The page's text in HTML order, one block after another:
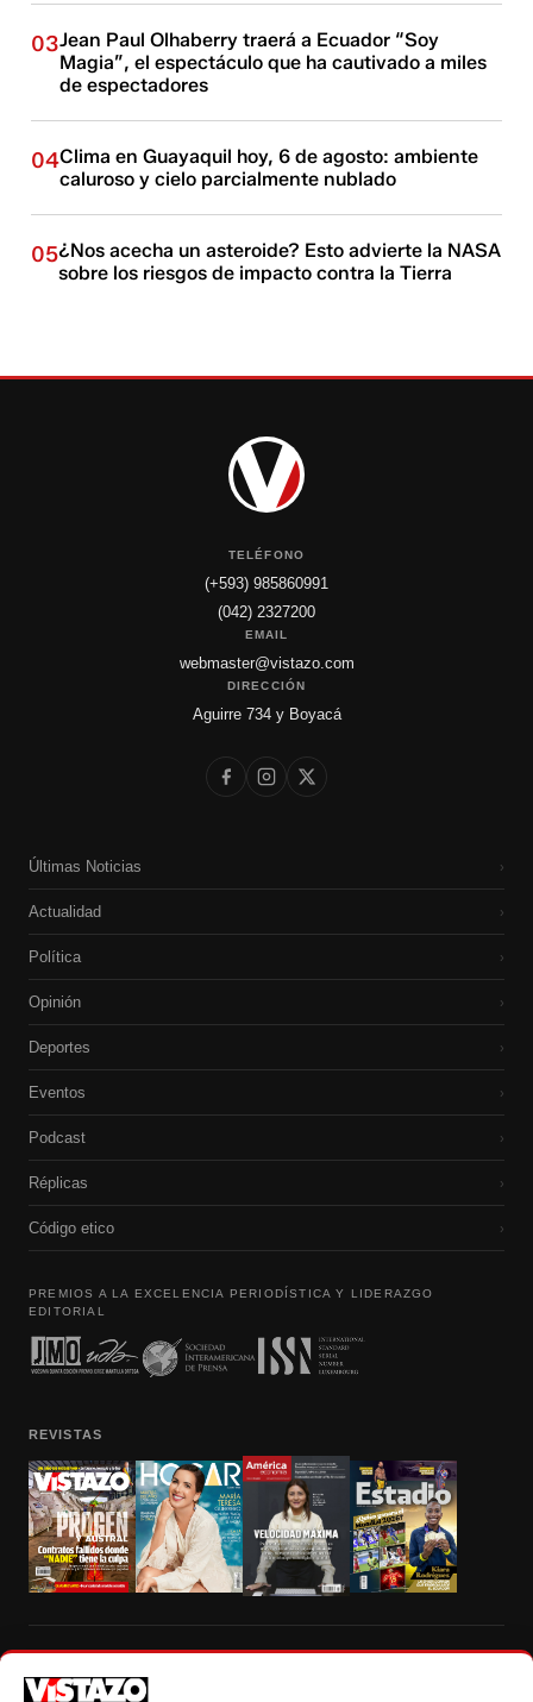
03Jean Paul Olhaberry traerá a Ecuador “Soy
Magia”, el espectáculo que ha cautivado a miles
de espectadores
04Clima en Guayaquil hoy, 6 de agosto: ambiente
caluroso y cielo parcialmente nublado
05¿Nos acecha un asteroide? Esto advierte la NASA
sobre los riesgos de impacto contra la Tierra
TELÉFONO
(+593) 985860991
(042) 2327200
EMAIL
webmaster@vistazo.com
DIRECCIÓN
Aguirre 734 y Boyacá
Últimas Noticias ›
Actualidad ›
Política ›
Opinión ›
Deportes ›
Eventos ›
Podcast ›
Réplicas ›
Código etico ›
PREMIOS A LA EXCELENCIA PERIODÍSTICA Y LIDERAZGO
EDITORIAL
REVISTAS
autorización escrita de su titular, de todos los contenidos de Vistazo.com.